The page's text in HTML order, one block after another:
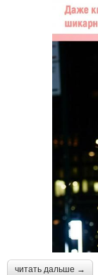
читать дальше →